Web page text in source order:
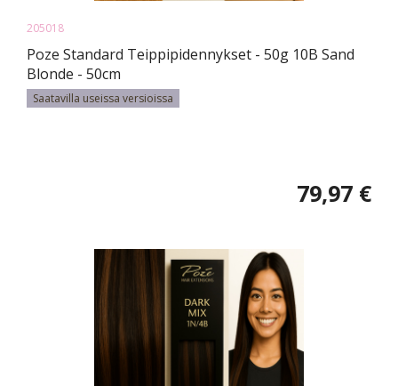
205018
Poze Standard Teippipidennykset - 50g 10B Sand
Blonde - 50cm
Saatavilla useissa versioissa
79,97 €